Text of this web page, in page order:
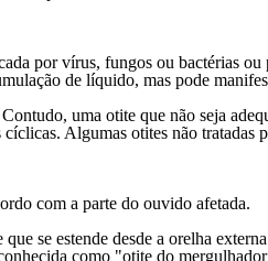
por vírus, fungos ou bactérias
de líquido, mas pode
uma otite que não seja
Algumas otites não
com a parte do ouvido afetada.
se estende desde a orelha
como "otite do